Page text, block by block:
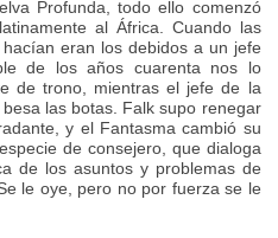
Profunda, todo ello comenzó
al África. Cuando las
eran los debidos a un jefe
de los años cuarenta nos lo
de trono, mientras el jefe de la
las botas. Falk supo renegar
y el Fantasma cambió su
de consejero, que dialoga
de los asuntos y problemas de
le oye, pero no por fuerza se le